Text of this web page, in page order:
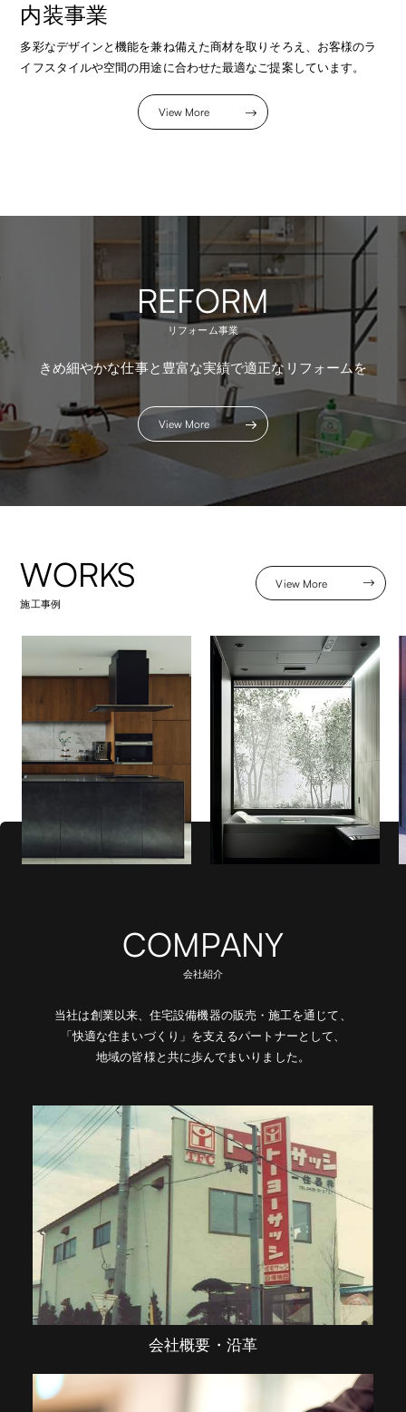
内装事業
多彩なデザインと機能を兼ね備えた商材を取りそろえ、お客様のラ
イフスタイルや空間の用途に合わせた最適なご提案しています。
View More
REFORM
リフォーム事業
きめ細やかな仕事と豊富な実績で適正なリフォームを
View More
WORKS
施工事例
View More
COMPANY
会社紹介
当社は創業以来、住宅設備機器の販売・施工を通じて、
「快適な住まいづくり」を支えるパートナーとして、
地域の皆様と共に歩んでまいりました。
会社概要・沿革